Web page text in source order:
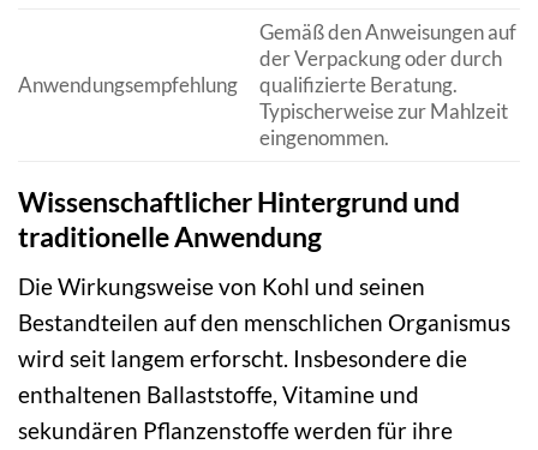
Anwendungsempfehlung
Gemäß den Anweisungen auf
der Verpackung oder durch
qualifizierte Beratung.
Typischerweise zur Mahlzeit
eingenommen.
Wissenschaftlicher Hintergrund und
traditionelle Anwendung
Die Wirkungsweise von Kohl und seinen
Bestandteilen auf den menschlichen Organismus
wird seit langem erforscht. Insbesondere die
enthaltenen Ballaststoffe, Vitamine und
sekundären Pflanzenstoffe werden für ihre